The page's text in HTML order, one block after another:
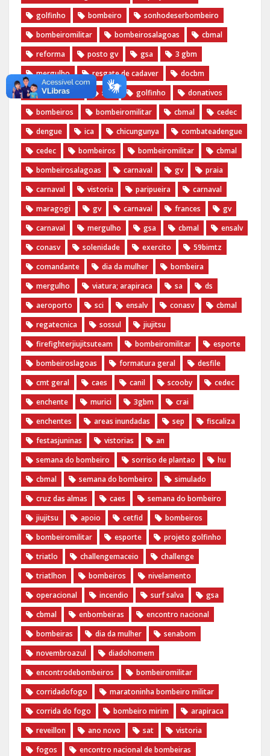
golfinho
bombeiro
sonhodeserbombeiro
bombeiromilitar
bombeirosalagoas
cbmal
reforma
posto gv gsa
3 gbm
mergulho
resgate de cadaver
docbm
documentos
stic golfinho
donativos
bombeiros
bombeiromilitar cbmal
cedec
dengue
ica chicungunya
combateadengue
cedec
bombeiros bombeiromilitar
cbmal
bombeirosalagoas
carnaval gv
praia
carnaval
vistoria paripueira
carnaval
maragogi
gv carnaval frances
gv
carnaval
mergulho gsa cbmal
ensalv
conasv
solenidade exercito
59bimtz
comandante
dia da mulher
bombeira
mergulho
viatura; arapiraca sa
ds
aeroporto
sci ensalv conasv
cbmal
regatecnica
sossul
jiujitsu
firefighterjiujitsuteam
bombeiromilitar
esporte
bombeiroslagoas
formatura geral
desfile
cmt geral
caes canil scooby
cedec
enchente
murici 3gbm
crai
enchentes
areas inundadas sep
fiscaliza
festasjuninas
vistorias
an
semana do bombeiro
sorriso de plantao
hu
cbmal
semana do bombeiro
simulado
cruz das almas
caes
semana do bombeiro
jiujitsu
apoio cetfid
bombeiros
bombeiromilitar
esporte
projeto golfinho
triatlo
challengemaceio
challenge
triatlhon
bombeiros
nivelamento
operacional
incendio surf salva
gsa
cbmal
enbombeiras
encontro nacional
bombeiras
dia da mulher
senabom
novembroazul
diadohomem
encontrodebombeiros
bombeiromilitar
corridadofogo
maratoninha bombeiro militar
corrida do fogo
bombeiro mirim
arapiraca
reveillon
ano novo sat
vistoria
fogos
encontro nacional de bombeiras